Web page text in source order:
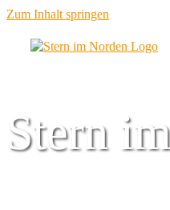
Zum Inhalt springen
Stern